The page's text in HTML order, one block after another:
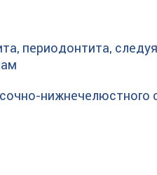
периодонтита, следуя
нижнечелюстного